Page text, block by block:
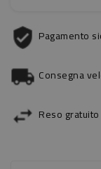
Pagamento
Consegna
Reso